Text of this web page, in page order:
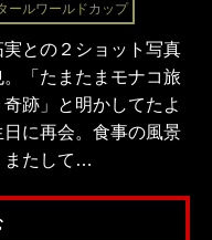
ールワールドカップ
との２ショット写真
「たまたまモナコ旅
跡」と明かしてたよ
に再会。食事の風景
またして…